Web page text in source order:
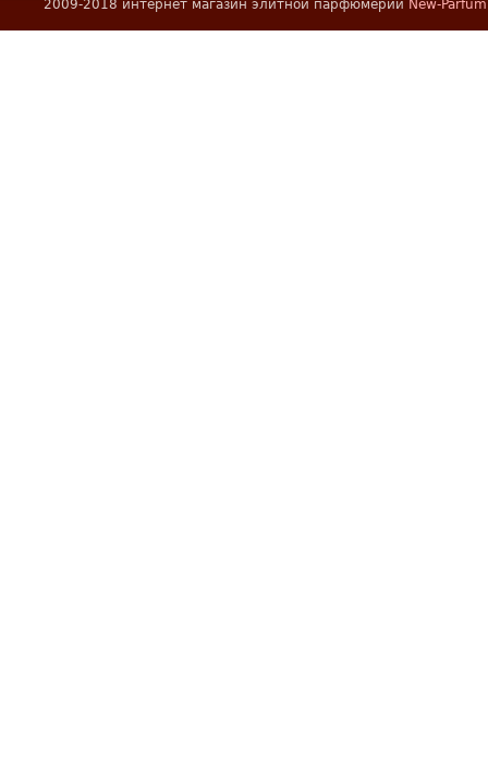
2009-2018 интернет магазин элитной парфюмерии New-